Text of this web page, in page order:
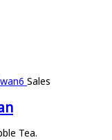
Sales
Tea.